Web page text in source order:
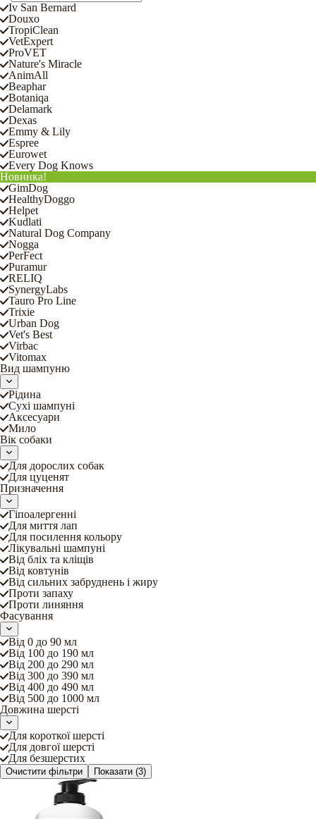
Iv San Bernard
Douxo
TropiClean
VetExpert
ProVET
Nature's Miracle
AnimAll
Beaphar
Botaniqa
Delamark
Dexas
Emmy & Lily
Espree
Eurowet
Every Dog Knows
Новинка!
GimDog
HealthyDoggo
Helpet
Kudlati
Natural Dog Company
Nogga
PerFect
Puramur
RELIQ
SynergyLabs
Tauro Pro Line
Trixie
Urban Dog
Vet's Best
Virbac
Vitomax
Вид шампуню
Рідина
Сухі шампуні
Аксесуари
Мило
Вік собаки
Для дорослих собак
Для цуценят
Призначення
Гіпоалергенні
Для миття лап
Для посилення кольору
Лікувальні шампуні
Від бліх та кліщів
Від ковтунів
Від сильних забруднень і жиру
Проти запаху
Проти линяння
Фасування
Від 0 до 90 мл
Від 100 до 190 мл
Від 200 до 290 мл
Від 300 до 390 мл
Від 400 до 490 мл
Від 500 до 1000 мл
Довжина шерсті
Для короткої шерсті
Для довгої шерсті
Для безшерстих
Очистити фільтри Показати (3)